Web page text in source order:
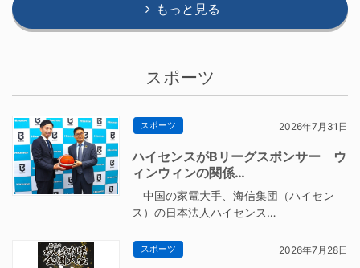
もっと見る
スポーツ
スポーツ 2026年7月31日
ハイセンスがBリーグスポンサー ウ
ィンウィンの関係…
中国の家電大手、海信集団（ハイセン
ス）の日本法人ハイセンス…
スポーツ 2026年7月28日